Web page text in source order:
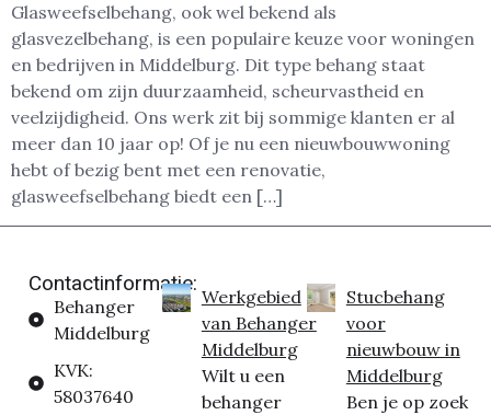
Glasweefselbehang, ook wel bekend als
glasvezelbehang, is een populaire keuze voor woningen
en bedrijven in Middelburg. Dit type behang staat
bekend om zijn duurzaamheid, scheurvastheid en
veelzijdigheid. Ons werk zit bij sommige klanten er al
meer dan 10 jaar op! Of je nu een nieuwbouwwoning
hebt of bezig bent met een renovatie,
glasweefselbehang biedt een […]
Contactinformatie:
Behanger
Middelburg
KVK:
58037640
Werkgebied
van Behanger
Middelburg
Wilt u een
behanger
Stucbehang
voor
nieuwbouw in
Middelburg
Ben je op zoek